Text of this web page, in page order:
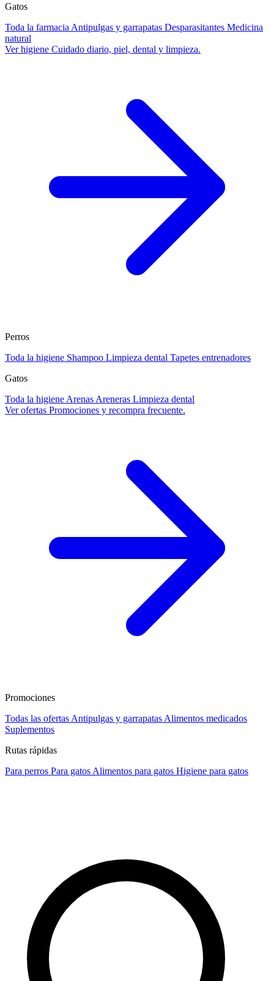
Gatos
Toda la farmacia Antipulgas y garrapatas Desparasitantes Medicina
natural
Ver higiene Cuidado diario, piel, dental y limpieza.
Perros
Toda la higiene Shampoo Limpieza dental Tapetes entrenadores
Gatos
Toda la higiene Arenas Areneras Limpieza dental
Ver ofertas Promociones y recompra frecuente.
Promociones
Todas las ofertas Antipulgas y garrapatas Alimentos medicados
Suplementos
Rutas rápidas
Para perros Para gatos Alimentos para gatos Higiene para gatos